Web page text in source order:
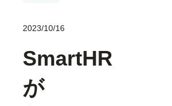
2023/10/16
SmartHR
が